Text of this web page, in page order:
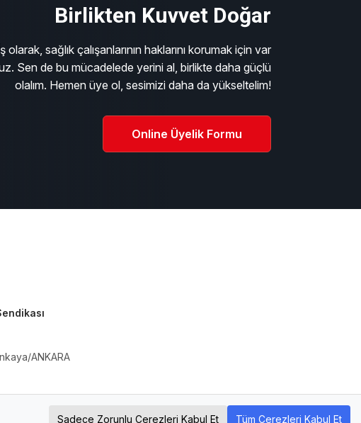
Birlikten Kuvvet Doğar
olarak, sağlık çalışanlarının haklarını korumak için var
Sen de bu mücadelede yerini al, birlikte daha güçlü
olalım. Hemen üye ol, sesimizi daha da yükseltelim!
Online Üyelik Formu
ANKARA
Sadece Zorunlu Çerezleri Kabul Et Tüm Çerezleri Kabul Et